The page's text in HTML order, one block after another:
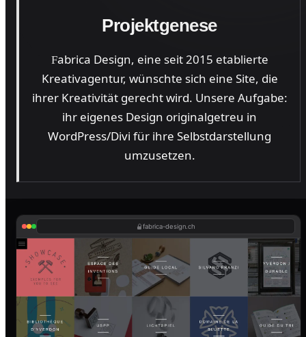
Projektgenese
Fabrica Design, eine seit 2015 etablierte
Kreativagentur, wünschte sich eine Site, die
ihrer Kreativität gerecht wird. Unsere Aufgabe:
ihr eigenes Design originalgetreu in
WordPress/Divi für ihre Selbstdarstellung
umzusetzen.
fabrica-design.ch